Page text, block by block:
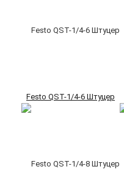
Festo QST-1/4-6 Штуцер